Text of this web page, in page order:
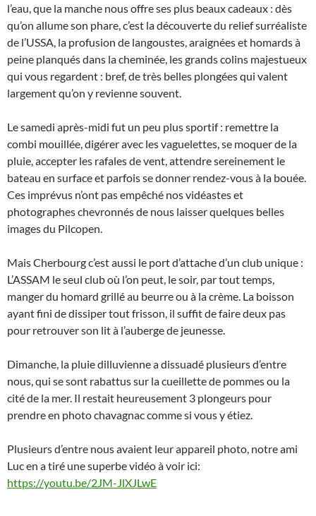
l’eau, que la manche nous offre ses plus beaux cadeaux : dès
qu’on allume son phare, c’est la découverte du relief surréaliste
de l’USSA, la profusion de langoustes, araignées et homards à
peine planqués dans la cheminée, les grands colins majestueux
qui vous regardent : bref, de très belles plongées qui valent
largement qu’on y revienne souvent.
Le samedi après-midi fut un peu plus sportif : remettre la
combi mouillée, digérer avec les vaguelettes, se moquer de la
pluie, accepter les rafales de vent, attendre sereinement le
bateau en surface et parfois se donner rendez-vous à la bouée.
Ces imprévus n’ont pas empêché nos vidéastes et
photographes chevronnés de nous laisser quelques belles
images du Pilcopen.
Mais Cherbourg c’est aussi le port d’attache d’un club unique :
L’ASSAM le seul club où l’on peut, le soir, par tout temps,
manger du homard grillé au beurre ou à la crème. La boisson
ayant fini de dissiper tout frisson, il suffit de faire deux pas
pour retrouver son lit à l’auberge de jeunesse.
Dimanche, la pluie dilluvienne a dissuadé plusieurs d’entre
nous, qui se sont rabattus sur la cueillette de pommes ou la
cité de la mer. Il restait heureusement 3 plongeurs pour
prendre en photo chavagnac comme si vous y étiez.
Plusieurs d’entre nous avaient leur appareil photo, notre ami
Luc en a tiré une superbe vidéo à voir ici:
https://youtu.be/2JM-JlXJLwE